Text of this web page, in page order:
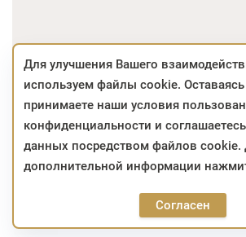
Отсутствует
Цвет:
Для улучшения Вашего
используем файлы cookie.
принимаете наши условия
конфиденциальности и
данных посредством файлов cookie.
дополнительной информации
Согласен